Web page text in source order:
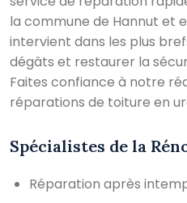
la commune de Hannut et
intervient dans les plus
dégâts et restaurer la
Faites confiance à notre
réparations de toiture en
Spécialistes de la
Réparation après